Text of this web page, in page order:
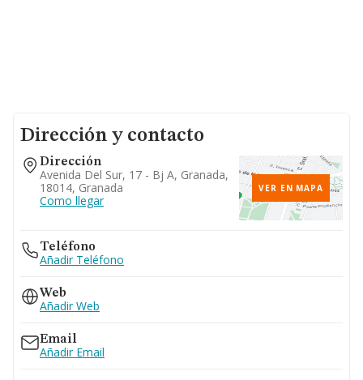
Dirección y contacto
Dirección
Avenida Del Sur, 17 - Bj A, Granada,
18014, Granada
Como llegar
VER EN MAPA
Teléfono
Añadir Teléfono
Web
Añadir Web
Email
Añadir Email